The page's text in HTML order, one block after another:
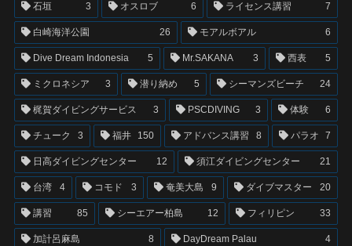
石垣 3 オスロブ 6 ライセンス講習 7
白崎海洋公園 26 モアルボアル 6
Dive Dream Indonesia 5 Mr.SAKANA 3 西表 5
ミクロネシア 3 潜り納め 5 シーマンズビーチ 24
梶賀ダイビングサービス 3 PSCDIVING 3 体験 6
チューク 3 福井 150 アドバンス講習 8 パラオ 7
日高ダイビングセンター 12 須江ダイビングセンター 21
台湾 4 コモド 3 奄美大島 9 ダイブマスター 20
講習 85 シーエアー柏島 12 フィリピン 33
加計呂麻島 8 DayDream Palau 4